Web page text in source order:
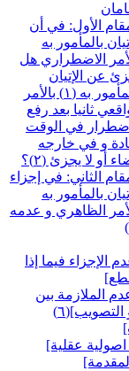
الأول: في أن
بالمأمور به
الاضطراري هل
عن الإتيان
بالمأمور به (١) بالأمر
ثانيا بعد رفع
في الوقت
و في خارجه
أو لا يجزئ (٢)؟
الثاني: في إجزاء
بالمأمور به
الظاهري و عدمه
الإجزاء فيما إذا
الملازمة بين
التصويب‏](٦)
اصولية عقلية]